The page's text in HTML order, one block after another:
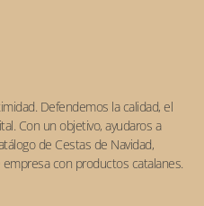
. Defendemos la calidad, el
Con un objetivo, ayudaros a
de Cestas de Navidad,
empresacon productos catalanes